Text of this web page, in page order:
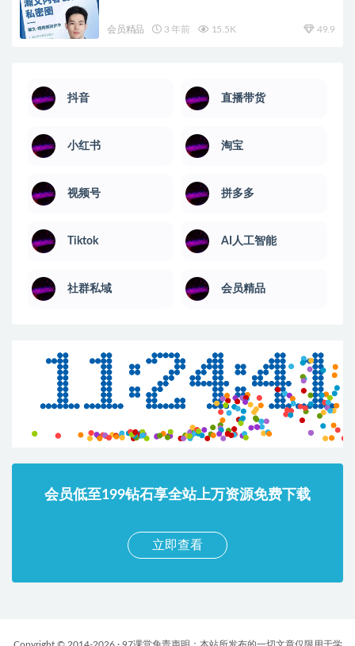
会员精品 3 年前 15.5K 49.9
抖音 直播带货
小红书 淘宝
视频号 拼多多
Tiktok AI人工智能
社群私域 会员精品
会员低至199钻石享全站上万资源免费下载
立即查看